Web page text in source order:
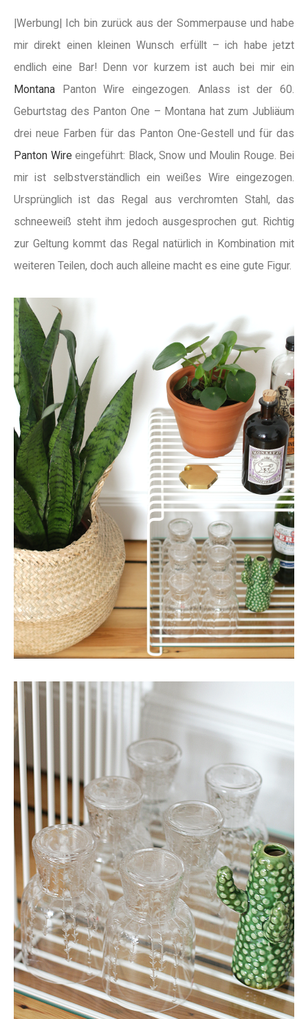
|Werbung| Ich bin zurück aus der Sommerpause und habe
mir direkt einen kleinen Wunsch erfüllt – ich habe jetzt
endlich eine Bar! Denn vor kurzem ist auch bei mir ein
Montana Panton Wire eingezogen. Anlass ist der 60.
Geburtstag des Panton One – Montana hat zum Jubliäum
drei neue Farben für das Panton One-Gestell und für das
Panton Wire eingeführt: Black, Snow und Moulin Rouge. Bei
mir ist selbstverständlich ein weißes Wire eingezogen.
Ursprünglich ist das Regal aus verchromten Stahl, das
schneeweiß steht ihm jedoch ausgesprochen gut. Richtig
zur Geltung kommt das Regal natürlich in Kombination mit
weiteren Teilen, doch auch alleine macht es eine gute Figur.